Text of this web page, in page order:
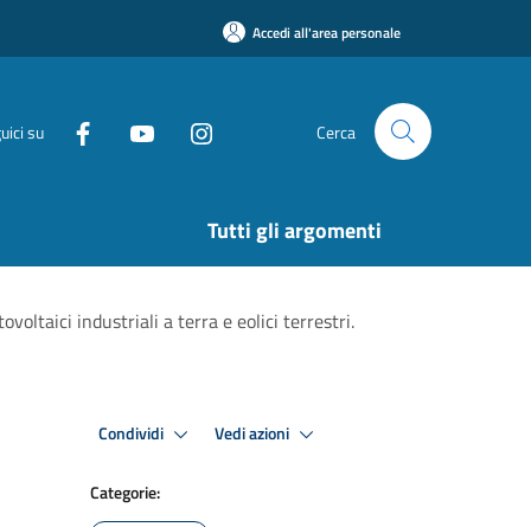
Accedi all'area personale
su Cerca
Tutti gli argomenti
industriali a terra e eolici terrestri.
Condividi Vedi azioni
Categorie: